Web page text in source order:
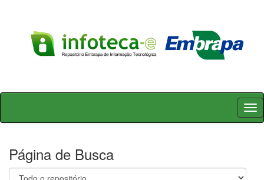
Skip
Página de Busca